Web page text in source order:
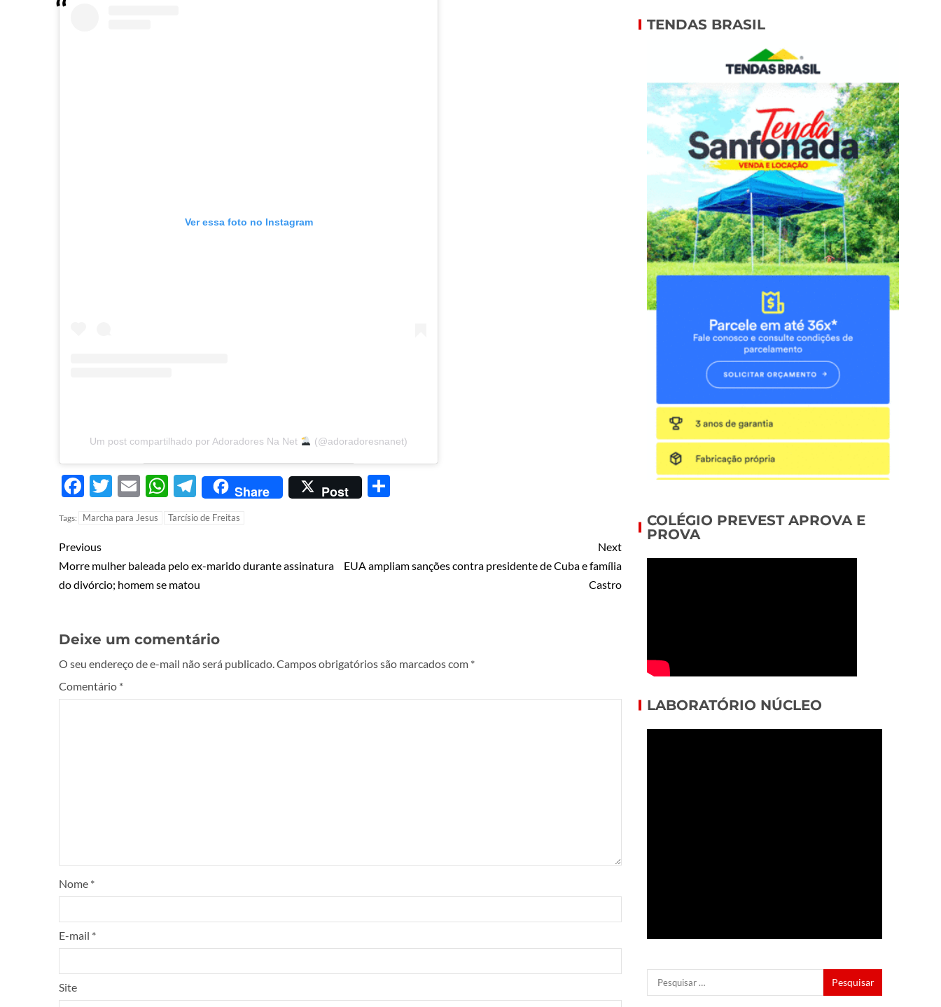
Ver essa foto no Instagram
Um post compartilhado por Adoradores Na Net (@adoradoresnanet)
Facebook
Twitter
EmailWhatsApp
Telegram
Share Post
Tags: Marcha para Jesus Tarcísio de Freitas
Previous
Morre mulher baleada pelo ex-marido durante assinatura
do divórcio; homem se matou
Next
EUA ampliam sanções contra presidente de Cuba e família
Castro
Deixe um comentário
O seu endereço de e-mail não será publicado. Campos obrigatórios são marcados com *
Comentário *
Nome *
E-mail *
Site
TENDAS BRASIL
COLÉGIO PREVEST APROVA E
PROVA
LABORATÓRIO NÚCLEO